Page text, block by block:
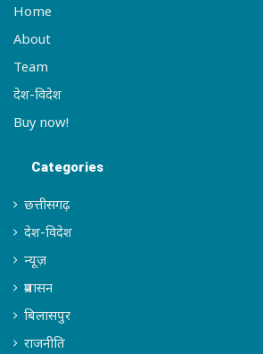
Home
About
Team
देश-विदेश
Buy now!
Categories
छत्तीसगढ़
देश-विदेश
न्यूज़
प्रशासन
बिलासपुर
राजनीति